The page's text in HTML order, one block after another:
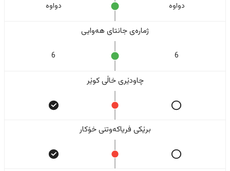
دواوە دواوە
ژمارەی جانتای هەوایی
6
6
چاودێری خاڵی کوێر
برێکی فریاکەوتنی خۆکار